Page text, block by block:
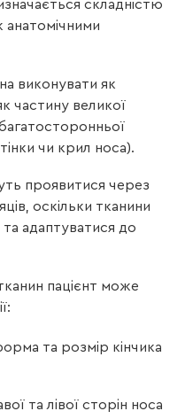
складністю
виконувати як
частину великої
чи крил носа).
проявитися через
оскільки тканини
адаптуватися до
пацієнт може
та розмір кінчика
та лівої сторін носа